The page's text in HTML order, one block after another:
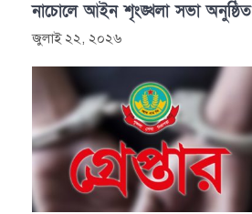
নাচোলে আইন শৃংঙ্খলা সভা অনুষ্ঠিত
জুলাই ২২, ২০২৬